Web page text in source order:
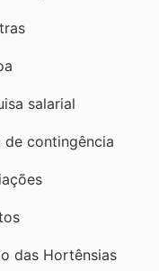
salarial
de contingência
das Hortênsias